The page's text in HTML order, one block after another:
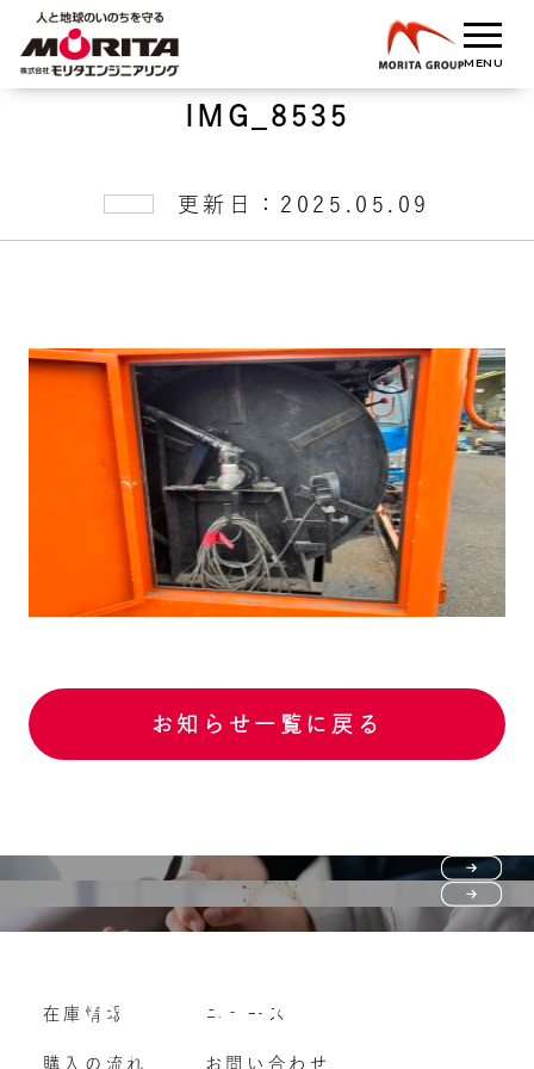
IMG_8535
更新日：2025.05.09
お知らせ一覧に戻る
購入の流れ
よくいただくご質問
Vehicle purchase
車両買い取り
在庫情報
購入の流れ
ニュース
お問い合わせ